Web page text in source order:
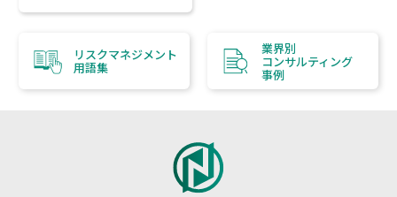
リスクマネジメント
用語集
業界別
コンサルティング
事例